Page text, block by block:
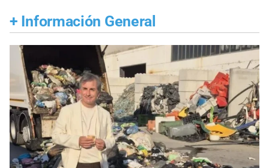
+ Información General